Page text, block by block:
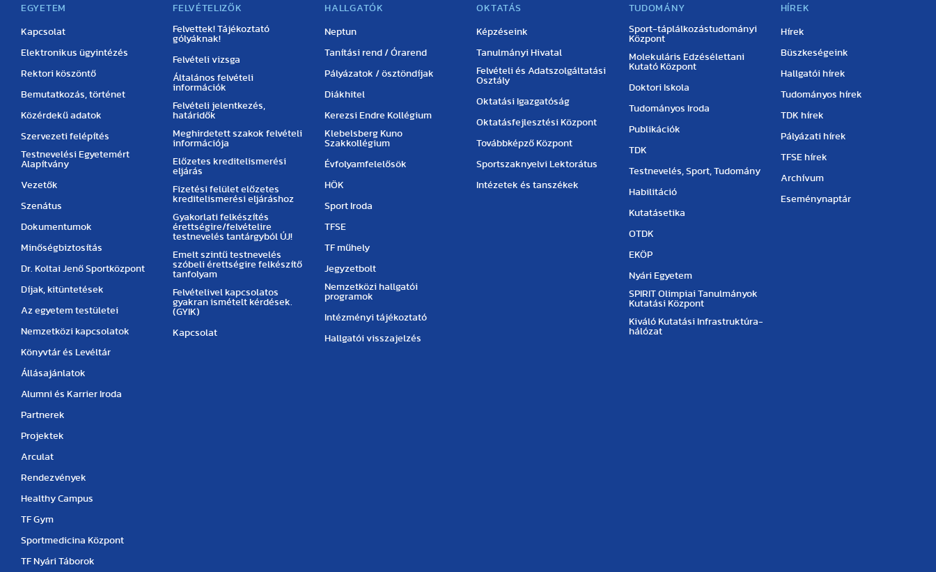
EGYETEM
Kapcsolat
Elektronikus ügyintézés
Rektori köszöntő
Bemutatkozás, történet
Közérdekű adatok
Szervezeti felépítés
Testnevelési Egyetemért
Alapítvány
Vezetők
Szenátus
Dokumentumok
Minőségbiztosítás
Dr. Koltai Jenő Sportközpont
Díjak, kitüntetések
Az egyetem testületei
Nemzetközi kapcsolatok
Könyvtár és Levéltár
Állásajánlatok
Alumni és Karrier Iroda
Partnerek
Projektek
Arculat
Rendezvények
Healthy Campus
TF Gym
Sportmedicina Központ
TF Nyári Táborok
FELVÉTELIZŐK
Felvettek! Tájékoztató
gólyáknak!
Felvételi vizsga
Általános felvételi
információk
Felvételi jelentkezés,
határidők
Meghirdetett szakok felvételi
információja
Előzetes kreditelismerési
eljárás
Fizetési felület előzetes
kreditelismerési eljáráshoz
Gyakorlati felkészítés
érettségire/felvételire
testnevelés tantárgyból ÚJ!
Emelt szintű testnevelés
szóbeli érettségire felkészítő
tanfolyam
Felvételivel kapcsolatos
gyakran ismételt kérdések.
(GYIK)
Kapcsolat
HALLGATÓK
Neptun
Tanítási rend / Órarend
Pályázatok / ösztöndíjak
Diákhitel
Kerezsi Endre Kollégium
Klebelsberg Kuno
Szakkollégium
Évfolyamfelelősök
HÖK
Sport Iroda
TFSE
TF műhely
Jegyzetbolt
Nemzetközi hallgatói
programok
Intézményi tájékoztató
Hallgatói visszajelzés
OKTATÁS
Képzéseink
Tanulmányi Hivatal
Felvételi és Adatszolgáltatási
Osztály
Oktatási Igazgatóság
Oktatásfejlesztési Központ
Továbbképző Központ
Sportszaknyelvi Lektorátus
Intézetek és tanszékek
TUDOMÁNY
Sport-táplálkozástudományi
Központ
Molekuláris Edzésélettani
Kutató Központ
Doktori Iskola
Tudományos Iroda
Publikációk
TDK
Testnevelés, Sport, Tudomány
Habilitáció
Kutatásetika
OTDK
EKÖP
Nyári Egyetem
SPIRIT Olimpiai Tanulmányok
Kutatási Központ
Kiváló Kutatási Infrastruktúra-
hálózat
HÍREK
Hírek
Büszkeségeink
Hallgatói hírek
Tudományos hírek
TDK hírek
Pályázati hírek
TFSE hírek
Archívum
Eseménynaptár